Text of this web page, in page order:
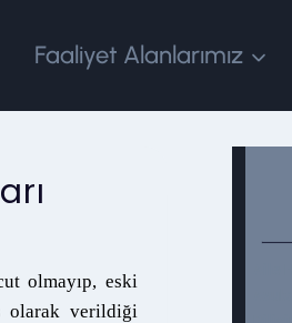
Faaliyet Alanlarımız
olmayıp, eski
olarak verildiği